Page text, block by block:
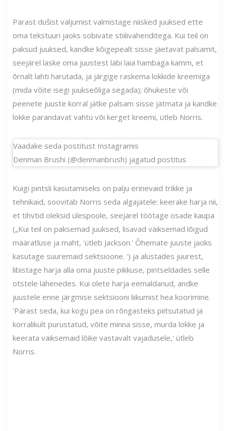
Pärast dušist väljumist valmistage niisked juuksed ette
oma tekstuuri jaoks sobivate stiilivahenditega. Kui teil on
paksud juuksed, kandke kõigepealt sisse jäetavat palsamit,
seejärel laske oma juustest läbi laia hambaga kamm, et
õrnalt lahti harutada, ja järgige raskema lokkide kreemiga
(mida võite isegi juukseõliga segada); õhukeste või
peenete juuste korral jätke palsam sisse jätmata ja kandke
lokke parandavat vahtu või kerget kreemi, ütleb Norris.
Vaadake seda postitust Instagramis
Denman Brushi (@denmanbrush) jagatud postitus
Kuigi pintsli kasutamiseks on palju erinevaid trikke ja
tehnikaid, soovitab Norris seda algajatele: keerake harja nii,
et tihvtid oleksid ülespoole, seejärel töötage osade kaupa
(„Kui teil on paksemad juuksed, lisavad väiksemad lõigud
määratluse ja maht, 'ütleb Jackson.' Õhemate juuste jaoks
kasutage suuremaid sektsioone. ') ja alustades juurest,
libistage harja alla oma juuste pikkuse, pintseldades selle
otstele lähenedes. Kui olete harja eemaldanud, andke
juustele enne järgmise sektsiooni liikumist hea koorimine.
'Pärast seda, kui kogu pea on rõngasteks piitsutatud ja
korralikult purustatud, võite minna sisse, murda lokke ja
keerata väiksemaid lõike vastavalt vajadusele,' ütleb
Norris.